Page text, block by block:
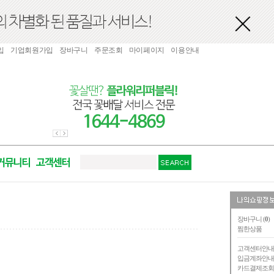
장바구니 (0)
찜한상품
고객센터안내
입금계좌안내
카드결제조회
기업회원가입 장바구니 주문조회 마이페이지 이용안내